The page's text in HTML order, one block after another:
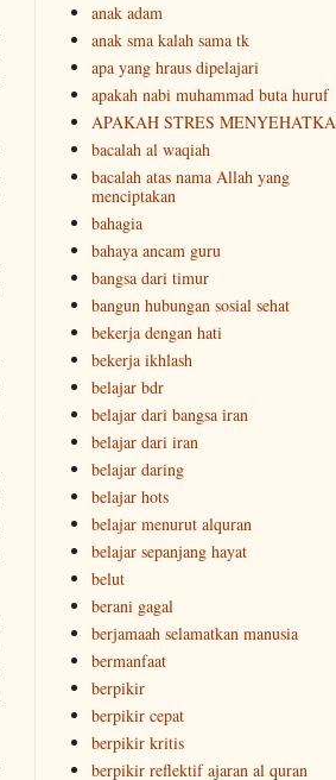
anak adam
anak sma kalah sama tk
apa yang hraus dipelajari
apakah nabi muhammad buta huruf
APAKAH STRES
bacalah al waqiah
bacalah atas nama Allah yang
menciptakan
bahagia
bahaya ancam guru
bangsa dari timur
bangun hubungan sosial sehat
bekerja dengan hati
bekerja ikhlash
belajar bdr
belajar dari bangsa iran
belajar dari iran
belajar daring
belajar hots
belajar menurut alquran
belajar sepanjang hayat
belut
berani gagal
berjamaah selamatkan manusia
bermanfaat
berpikir
berpikir cepat
berpikir kritis
berpikir reflektif ajaran al quran